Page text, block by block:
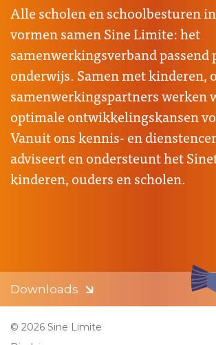
Alle scholen en schoolbesturen
vormen samen Sine Limite: het
samenwerkingsverband
onderwijs. Samen met kinderen,
samenwerkingspartners werken
optimale ontwikkelingskansen
Vanuit ons kennis- en
adviseert en ondersteunt het
kinderen, ouders en scholen.
Downloads
© 2026 Sine Limite